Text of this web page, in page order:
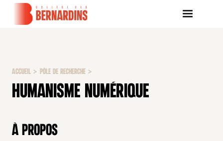
ACCUEIL > PÔLE DE RECHERCHE >
HUMANISME NUMÉRIQUE
À propos